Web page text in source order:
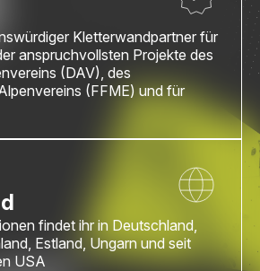
Kletterwandpartner für
anspruchvollsten Projekte des
(DAV), des
(FFME) und für
findet ihr in Deutschland,
Estland, Ungarn und seit
USA